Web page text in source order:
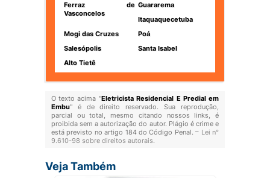
Ferraz de
Vasconcelos
Guararema
Itaquaquecetuba
Mogi das Cruzes
Poá
Salesópolis
Santa Isabel
Alto Tietê
O texto acima "Eletricista Residencial E Predial em
Embu" é de direito reservado. Sua reprodução,
parcial ou total, mesmo citando nossos links, é
proibida sem a autorização do autor. Plágio é crime e
está previsto no artigo 184 do Código Penal. – Lei n°
9.610-98 sobre direitos autorais.
Veja Também